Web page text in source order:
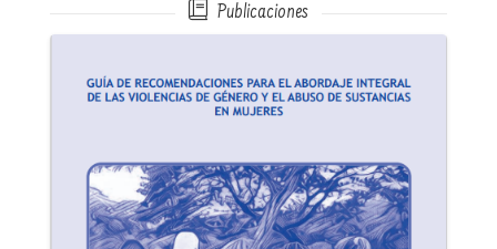
Publicaciones